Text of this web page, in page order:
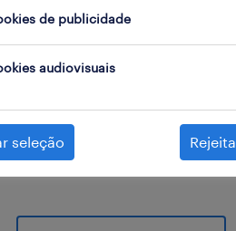
Sentes prazer em reparar
mecânico pode ser a
mecânicos, por isso terás
e onde podes trabalhar
salário médio, e descobre
de publicidade
audiovisuais
seleção